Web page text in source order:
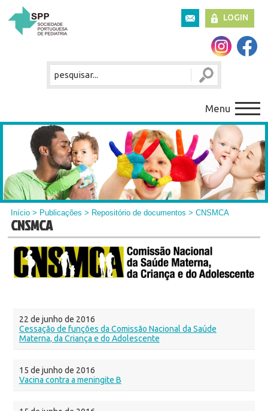
LOGIN
Menu
Início > Publicações > Repositório de documentos > CNSMCA
CNSMCA
22 de junho de 2016
Cessação de funções da Comissão Nacional da Saúde
Materna, da Criança e do Adolescente
15 de junho de 2016
Vacina contra a meningite B